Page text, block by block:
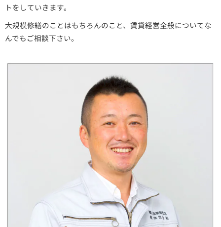
トをしていきます。
大規模修繕のことはもちろんのこと、賃貸経営全般についてな
んでもご相談下さい。